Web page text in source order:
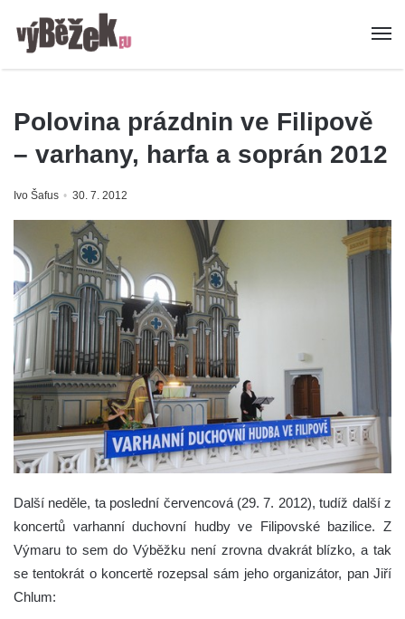
Polovina prázdnin ve Filipově
– varhany, harfa a soprán 2012
Ivo Šafus 30. 7. 2012
Další neděle, ta poslední červencová (29. 7. 2012), tudíž další z
koncertů varhanní duchovní hudby ve Filipovské bazilice. Z
Výmaru to sem do Výběžku není zrovna dvakrát blízko, a tak
se tentokrát o koncertě rozepsal sám jeho organizátor, pan Jiří
Chlum: